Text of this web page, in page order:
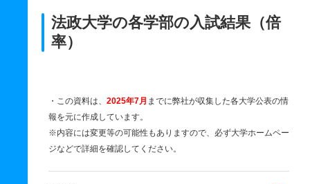
法政大学の各学部の入試結果（倍
率）
・この資料は、 2025年7月 までに弊社が収集した各大学公表の情
報を元に作成しています。
※内容には変更等の可能性もありますので、必ず大学ホームペー
ジなどで詳細を確認してください。